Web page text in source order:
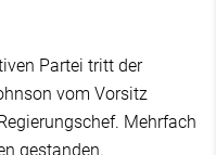
Partei tritt der
vom Vorsitz
Mehrfach
gestanden.